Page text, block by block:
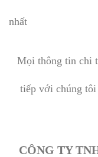
nhất
Mọi thông tin chi
tiếp với chúng
CÔNG TY